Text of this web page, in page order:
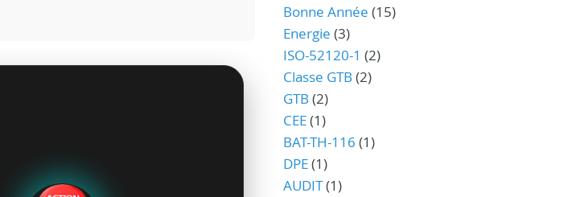
Bonne Année (15)
Energie (3)
ISO-52120-1 (2)
Classe GTB (2)
GTB (2)
CEE(1)
BAT-TH-116 (1)
DPE(1)
AUDIT(1)